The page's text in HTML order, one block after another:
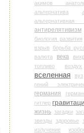
акимов
альтернатива
альтернативная
антирелятивизм
биология развития
взрыв
борьба
валюта века
топливо
воздух
вселенная
вуз
гений
германия
гитлер
жизнь загадки
звезды
здоровье
излучение